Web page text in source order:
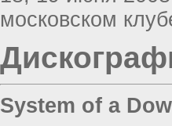
московском
System of a